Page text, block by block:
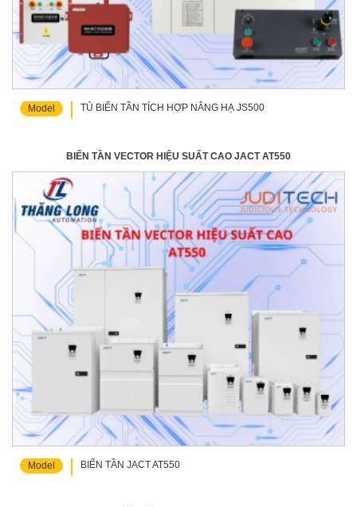
Model TỦ BIẾN TẦN TÍCH HỢP NÂNG HẠ JS500
BIẾN TẦN VECTOR HIỆU SUẤT CAO JACT AT550
Model BIẾN TẦN JACT AT550